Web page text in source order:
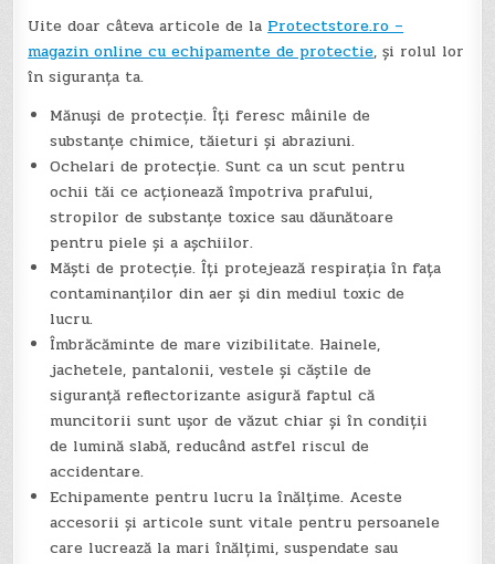
Uite doar câteva articole de la Protectstore.ro –
magazin online cu echipamente de protectie, și rolul lor
în siguranța ta.
Mănuși de protecție. Îți feresc mâinile de
substanțe chimice, tăieturi și abraziuni.
Ochelari de protecție. Sunt ca un scut pentru
ochii tăi ce acționează împotriva prafului,
stropilor de substanțe toxice sau dăunătoare
pentru piele și a așchiilor.
Măști de protecție. Îți protejează respirația în fața
contaminanților din aer și din mediul toxic de
lucru.
Îmbrăcăminte de mare vizibilitate. Hainele,
jachetele, pantalonii, vestele și căștile de
siguranță reflectorizante asigură faptul că
muncitorii sunt ușor de văzut chiar și în condiții
de lumină slabă, reducând astfel riscul de
accidentare.
Echipamente pentru lucru la înălțime. Aceste
accesorii și articole sunt vitale pentru persoanele
care lucrează la mari înălțimi, suspendate sau